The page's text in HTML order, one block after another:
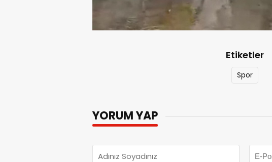
Etiketler
Spor
YORUM YAP